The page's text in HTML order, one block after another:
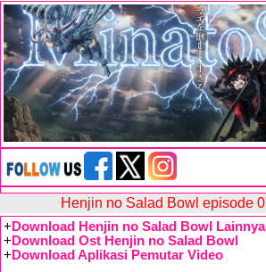
Henjin no Salad Bowl episode
+ Download Henjin no Salad Bowl Lainnya
+ Download Ost Henjin no Salad Bowl
+ Download Aplikasi Pemutar Video